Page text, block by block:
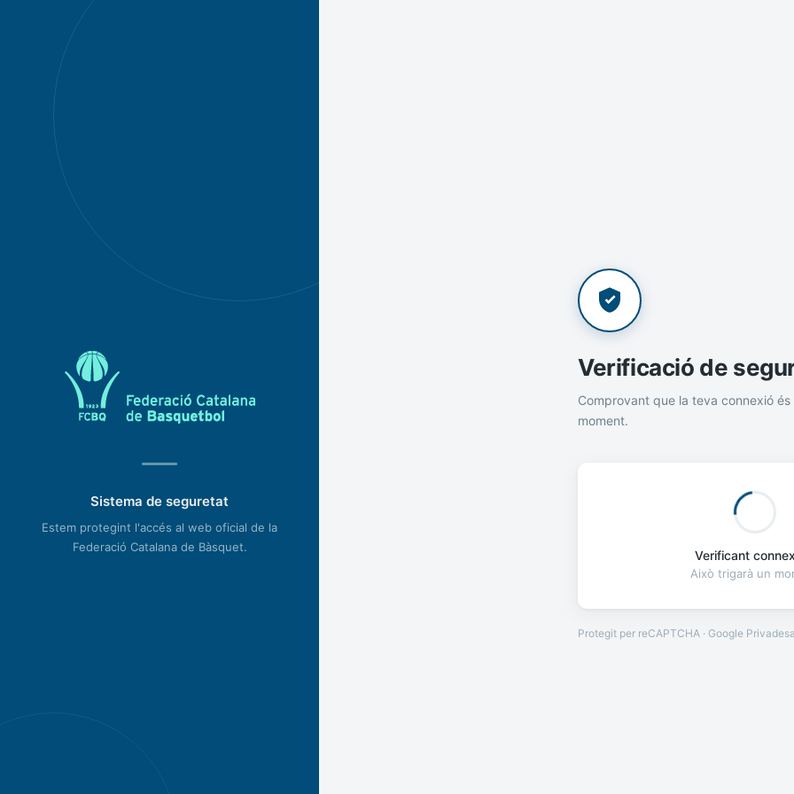
Sistema de seguretat
Estem protegint l'accés al web oficial de la
Federació Catalana de Bàsquet.
Verificació de
Comprovant que la teva connexió és
moment.
Verificant
Això trigarà un
Protegit per reCAPTCHA · Google Privadesa